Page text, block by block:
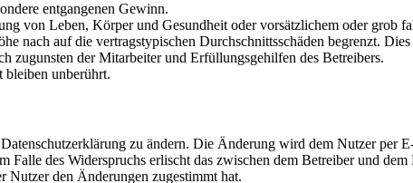
entgangenen Gewinn.
von Leben, Körper und Gesundheit oder vorsätzlichem oder grob
nach auf die vertragstypischen Durchschnittsschäden begrenzt.
zugunsten der Mitarbeiter und Erfüllungsgehilfen des Betreibers.
bleiben unberührt.
zu ändern. Die Änderung wird dem Nutzer per
des Widerspruchs erlischt das zwischen dem Betreiber und
Nutzer den Änderungen zugestimmt hat.